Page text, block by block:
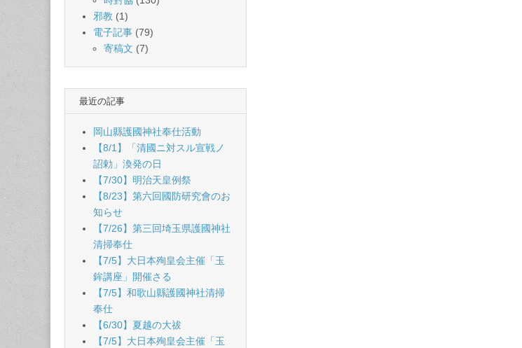
邪教 (1)
電子記事 (79)
寄稿文 (7)
最近の記事
岡山縣護國神社奉仕活動
【8/1】「清國ニ対スル宣戦ノ
詔勅」渙発の日
【7/30】明治天皇例祭
【8/23】第六回國防研究會のお
知らせ
【7/26】第三回埼玉県護國神社
清掃奉仕
【7/5】大日本殉皇会主催「玉
鉾講座」開催さる
【7/5】和歌山縣護國神社清掃
奉仕
【6/30】夏越の大祓
【7/5】大日本殉皇会主催「玉